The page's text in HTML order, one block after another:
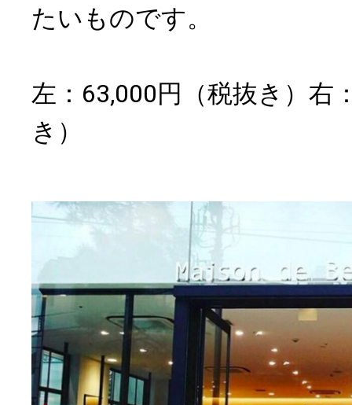
たいものです。
左：63,000円（税抜き）右
き）